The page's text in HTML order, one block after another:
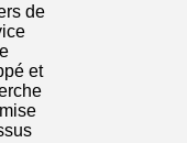
de
et